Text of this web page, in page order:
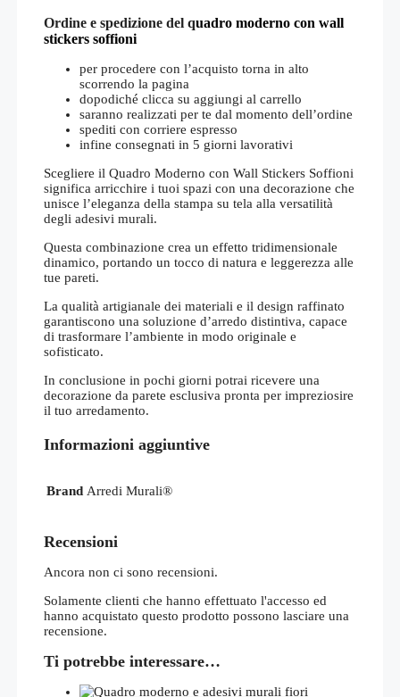
Ordine e spedizione del quadro moderno con wall
stickers soffioni
per procedere con l’acquisto torna in alto
scorrendo la pagina
dopodiché clicca su aggiungi al carrello
saranno realizzati per te dal momento dell’ordine
spediti con corriere espresso
infine consegnati in 5 giorni lavorativi
Scegliere il Quadro Moderno con Wall Stickers Soffioni
significa arricchire i tuoi spazi con una decorazione che
unisce l’eleganza della stampa su tela alla versatilità
degli adesivi murali.
Questa combinazione crea un effetto tridimensionale
dinamico, portando un tocco di natura e leggerezza alle
tue pareti.
La qualità artigianale dei materiali e il design raffinato
garantiscono una soluzione d’arredo distintiva, capace
di trasformare l’ambiente in modo originale e
sofisticato.
In conclusione in pochi giorni potrai ricevere una
decorazione da parete esclusiva pronta per impreziosire
il tuo arredamento.
Informazioni aggiuntive
Brand Arredi Murali®
Recensioni
Ancora non ci sono recensioni.
Solamente clienti che hanno effettuato l'accesso ed
hanno acquistato questo prodotto possono lasciare una
recensione.
Ti potrebbe interessare…